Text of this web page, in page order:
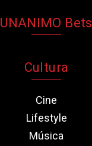
UNANIMO Bets
Cultura
Cine
Lifestyle
Música